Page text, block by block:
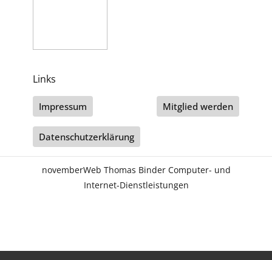
Links
Impressum
Datenschutzerklärung
Mitglied werden
novemberWeb Thomas Binder Computer- und
Internet-Dienstleistungen